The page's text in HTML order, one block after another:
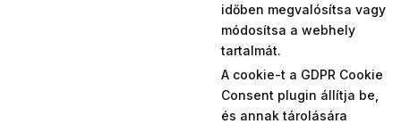
időben megvalósítsa vagy
módosítsa a webhely
tartalmát.
A cookie-t a GDPR Cookie
Consent plugin állítja be,
és annak tárolására